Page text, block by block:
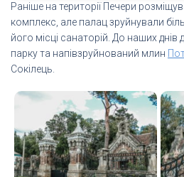
Раніше на території Печери
комплекс, але палац зруйнували
його місці санаторій. До наших
парку та напівзруйнований млин
Сокілець.